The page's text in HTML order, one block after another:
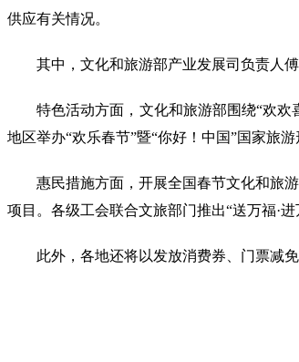
供应有关情况。
其中，文化和旅游部产业发展司负责人
特色活动方面，文化和旅游部围绕“欢欢
地区举办“欢乐春节”暨“你好！中国”国家旅游
惠民措施方面，开展全国春节文化和旅
项目。各级工会联合文旅部门推出“送万福·
此外，各地还将以发放消费券、门票减